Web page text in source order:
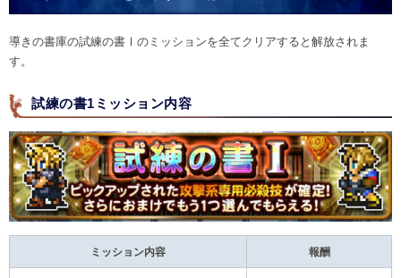
導きの書庫の試練の書Ⅰのミッションを全てクリアすると解放されま
す。
試練の書1ミッション内容
ミッション内容 報酬